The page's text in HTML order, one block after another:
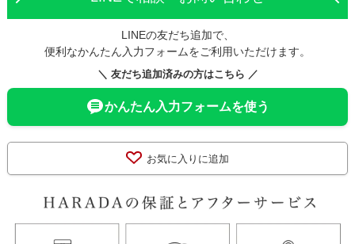
LINEの友だち追加で、
便利なかんたん入力フォームをご利用いただけます。
＼ 友だち追加済みの方はこちら ／
かんたん入力フォームを使う
お気に入りに追加